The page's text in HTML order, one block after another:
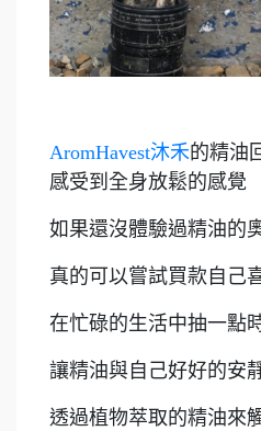
AromHavest沐禾的精油
感受到全身放鬆的感覺
如果還沒體驗過精油的
真的可以嘗試買款自己
在忙碌的生活中抽一點
讓精油與自己好好的安
透過植物萃取的精油來